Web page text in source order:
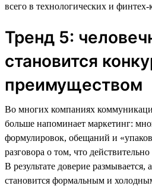
всего в технологических и финтех-
Тренд 5:
становится
преимуществом
Во многих компаниях
больше напоминает маркетинг:
формулировок, обещаний и
разговора о том, что
В результате доверие размывается,
становится формальным и